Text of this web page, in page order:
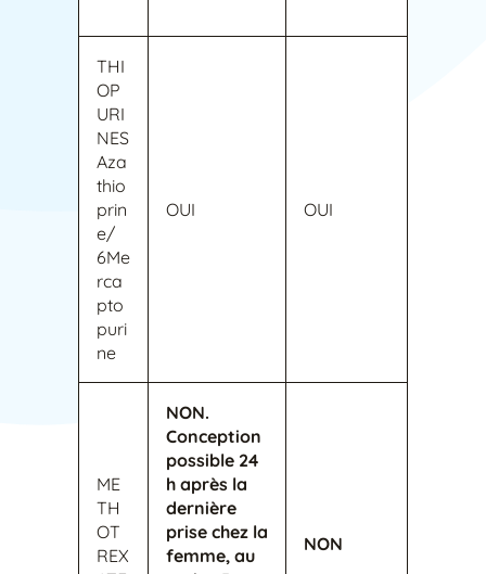
THI
OP
URI
NES
Aza
thio
prin
e/
6Me
rca
pto
puri
ne
OUI OUI
ME
TH
OT
REX
NON.
Conception
possible 24
h après la
dernière
prise chez la
femme, au
NON